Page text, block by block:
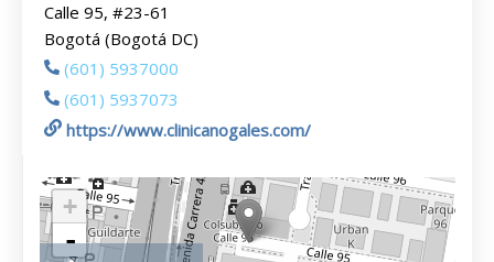
Calle 95, #23-61
Bogotá (Bogotá DC)
(601) 5937000
(601) 5937073
https://www.clinicanogales.com/
+
-